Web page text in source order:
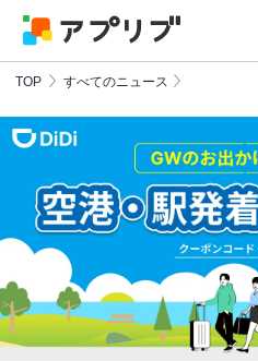
TOP すべてのニュース